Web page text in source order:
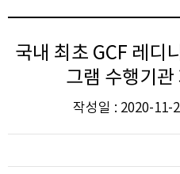
국내 최초 GCF 레디
그램 수행기
작성일 : 2020-11-